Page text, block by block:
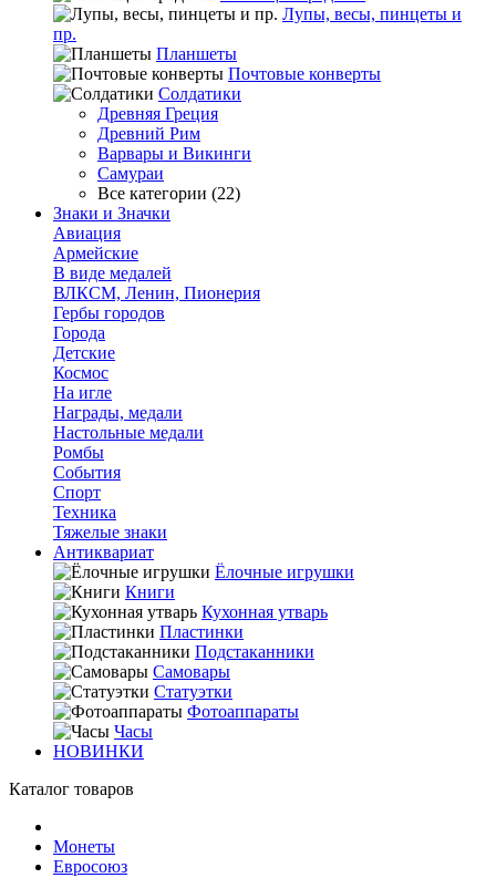
Лупы, весы, пинцеты и
пр.
Планшеты
Почтовые конверты
Солдатики
Древняя Греция
Древний Рим
Варвары и Викинги
Самураи
Все категории (22)
Знаки и Значки
Авиация
Армейские
В виде медалей
ВЛКСМ, Ленин, Пионерия
Гербы городов
Города
Детские
Космос
На игле
Награды, медали
Настольные медали
Ромбы
События
Спорт
Техника
Тяжелые знаки
Антиквариат
Ёлочные игрушки
Книги
Кухонная утварь
Пластинки
Подстаканники
Самовары
Статуэтки
Фотоаппараты
Часы
НОВИНКИ
Каталог товаров
Монеты
Евросоюз